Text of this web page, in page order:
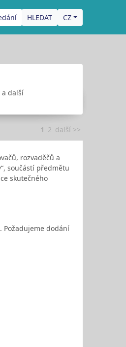
CZ
a další
1 2 další >>
rozvaděčů a
součástí předmětu
skutečného
Požadujeme dodání